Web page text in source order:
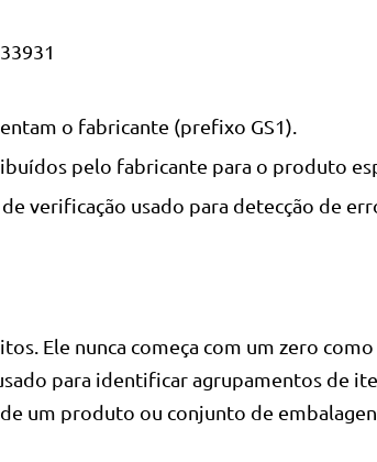
o fabricante (prefixo GS1).
pelo fabricante para o produto
verificação usado para detecção de
Ele nunca começa com um zero como
para identificar agrupamentos de
um produto ou conjunto de